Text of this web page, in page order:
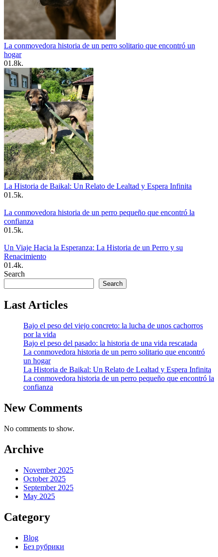
La conmovedora historia de un perro solitario que encontró un
hogar
01.8k.
La Historia de Baikal: Un Relato de Lealtad y Espera Infinita
01.5k.
La conmovedora historia de un perro pequeño que encontró la
confianza
01.5k.
Un Viaje Hacia la Esperanza: La Historia de un Perro y su
Renacimiento
01.4k.
Search
Search
Last Articles
Bajo el peso del viejo concreto: la lucha de unos cachorros
por la vida
Bajo el peso del pasado: la historia de una vida rescatada
La conmovedora historia de un perro solitario que encontró
un hogar
La Historia de Baikal: Un Relato de Lealtad y Espera Infinita
La conmovedora historia de un perro pequeño que encontró la
confianza
New Comments
No comments to show.
Archive
November 2025
October 2025
September 2025
May 2025
Category
Blog
Без рубрики